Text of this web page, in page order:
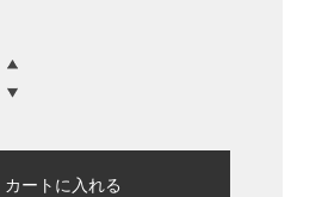
カートに入れる